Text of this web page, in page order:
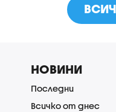
НОВИНИ
Последни
Всичко от днес